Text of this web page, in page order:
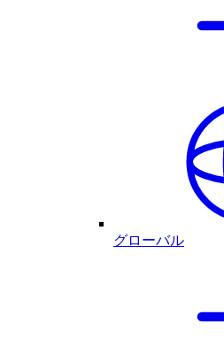
グローバル